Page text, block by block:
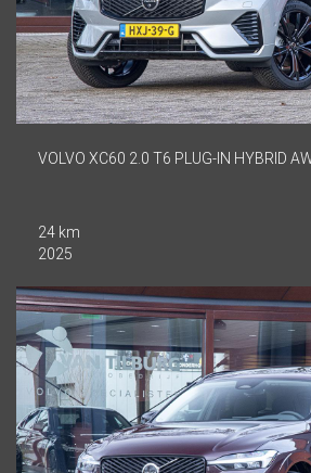
VOLVO XC60 2.0 T6 PLUG-IN HYBRID
24 km
2025